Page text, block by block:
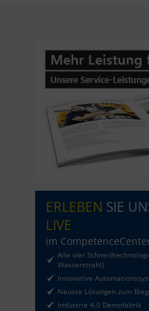
ERLEBEN SIE
LIVE
im
Alle vier
Wasserstrahl)
Innovative
Neuste Lösungen zum
Industrie 4.0 Demofabrik